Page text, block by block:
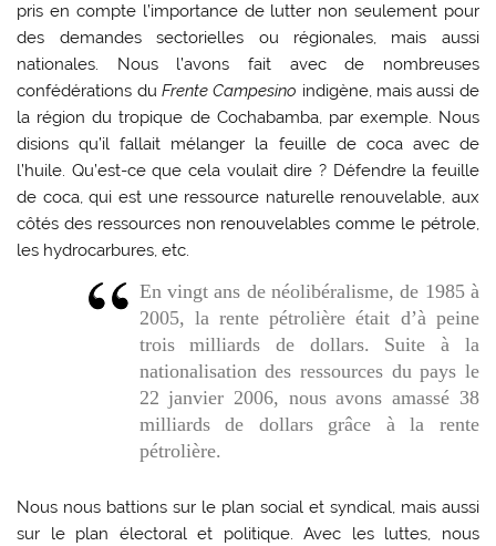
pris en compte l’importance de lutter non seulement pour
des demandes sectorielles ou régionales, mais aussi
nationales. Nous l’avons fait avec de nombreuses
confédérations du Frente Campesino indigène, mais aussi de
la région du tropique de Cochabamba, par exemple. Nous
disions qu’il fallait mélanger la feuille de coca avec de
l’huile. Qu’est-ce que cela voulait dire ? Défendre la feuille
de coca, qui est une ressource naturelle renouvelable, aux
côtés des ressources non renouvelables comme le pétrole,
les hydrocarbures, etc.
En vingt ans de néolibéralisme, de 1985 à
2005, la rente pétrolière était d’à peine
trois milliards de dollars. Suite à la
nationalisation des ressources du pays le
22 janvier 2006, nous avons amassé 38
milliards de dollars grâce à la rente
pétrolière.
Nous nous battions sur le plan social et syndical, mais aussi
sur le plan électoral et politique. Avec les luttes, nous